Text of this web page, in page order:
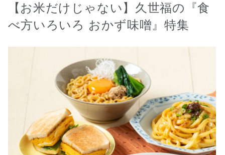
【お米だけじゃない】久世福の『食
べ方いろいろ おかず味噌』特集